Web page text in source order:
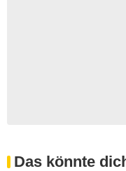
Das könnte